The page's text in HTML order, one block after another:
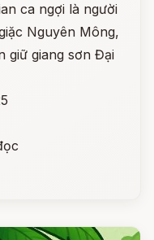
ca ngợi là người
Nguyên Mông,
giữ giang sơn Đại